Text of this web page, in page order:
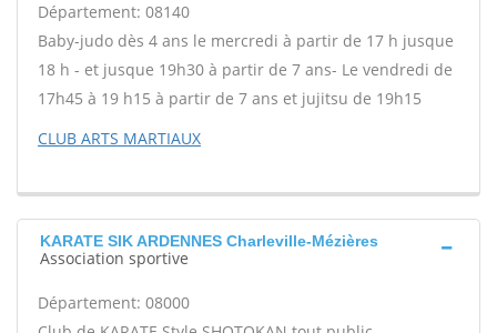
Département: 08140
Baby-judo dès 4 ans le mercredi à partir de 17 h jusque
18 h - et jusque 19h30 à partir de 7 ans- Le vendredi de
17h45 à 19 h15 à partir de 7 ans et jujitsu de 19h15
CLUB ARTS MARTIAUX
KARATE SIK ARDENNES Charleville-Mézières
Association sportive
Département: 08000